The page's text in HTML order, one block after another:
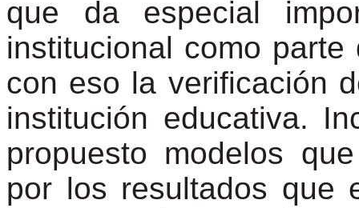
que da especial
institucional como
con eso la verificación
institución educativa.
propuesto modelos
por los resultados que